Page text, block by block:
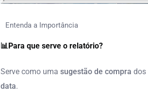
Entenda a Importância
📊Para que serve o relatório?
Serve como uma sugestão de compra dos
data.